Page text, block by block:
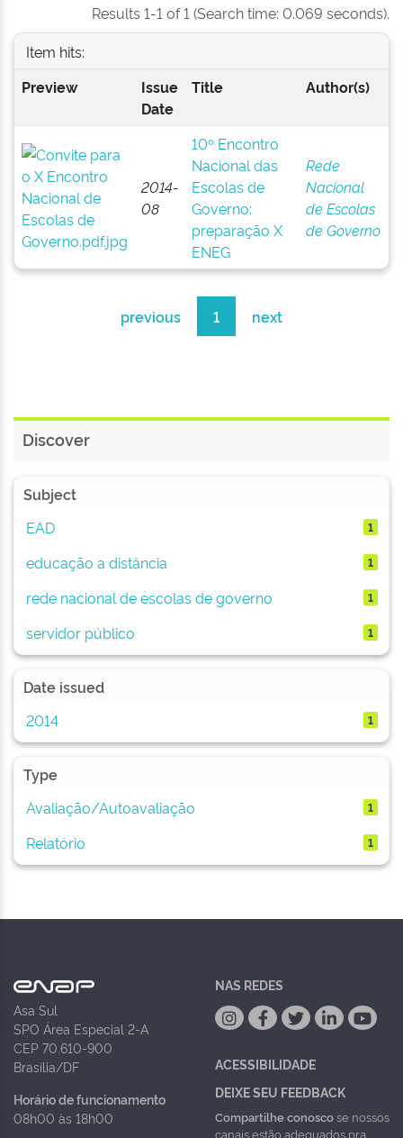
Results 1-1 of 1 (Search time: 0.069 seconds).
Item hits:
Preview
Issue
Date
Title Author(s)
2014-
08
10º Encontro
Nacional das
Escolas de
Governo:
preparação X
ENEG
Rede
Nacional
de Escolas
de Governo
previous 1 next
Discover
Subject
EAD
1
educação a distância 1
rede nacional de escolas de governo 1
servidor público 1
Date issued
2014
1
Type
Avaliação/Autoavaliação
1
Relatório 1
Asa Sul
SPO Área Especial 2-A
CEP 70.610-900
Brasília/DF
Horário de funcionamento
08h00 às 18h00
NAS REDES
ACESSIBILIDADE
DEIXE SEU FEEDBACK
Compartilhe conoscose nossos
canais estão adequados pra